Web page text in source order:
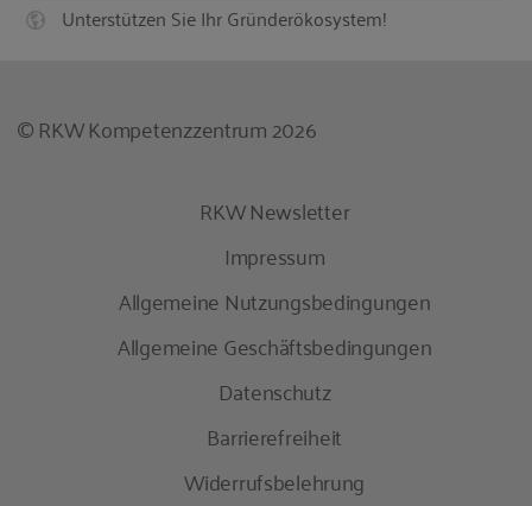
Unterstützen Sie Ihr Gründerökosystem!
© RKW Kompetenzzentrum 2026
RKW Newsletter
Impressum
Allgemeine Nutzungsbedingungen
Allgemeine Geschäftsbedingungen
Datenschutz
Barrierefreiheit
Widerrufsbelehrung